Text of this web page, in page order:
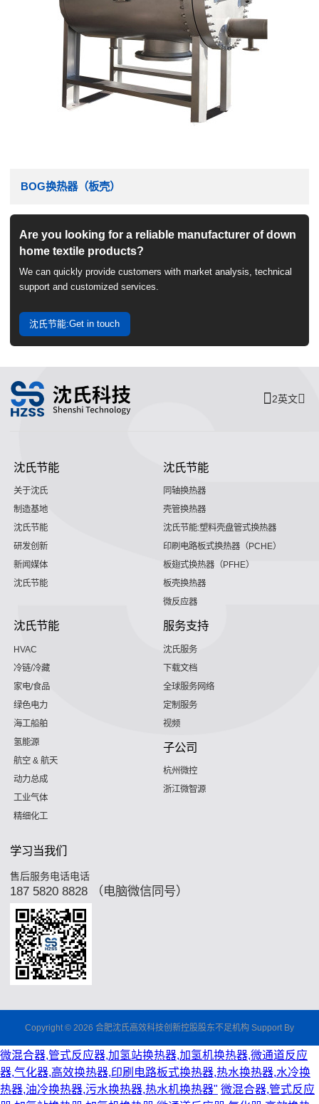
BOG换热器（板壳）
Are you looking for a reliable manufacturer of down
home textile products?
We can quickly provide customers with market analysis, technical
support and customized services.
沈氏节能:Get in touch
2英文
沈氏节能
关于沈氏
制造基地
沈氏节能
研发创新
新闻媒体
沈氏节能
沈氏节能
同轴换热器
壳管换热器
沈氏节能:塑料壳盘管式换热器
印刷电路板式换热器（PCHE）
板翅式换热器（PFHE）
板壳换热器
微反应器
沈氏节能
HVAC
冷链/冷藏
家电/食品
绿色电力
海工船舶
氢能源
航空 & 航天
动力总成
工业气体
精细化工
服务支持
沈氏服务
下载文档
全球服务网络
定制服务
视频
子公司
杭州微控
浙江微智源
学习当我们
售后服务电话电话
187 5820 8828 （电脑微信同号）
Copyright © 2026 合肥沈氏高效科技创新控股股东不足机构 Support By
微混合器,管式反应器,加氢站换热器,加氢机换热器,微通道反应
器,气化器,高效换热器,印刷电路板式换热器,热水换热器,水冷换
热器,油冷换热器,污水换热器,热水机换热器" 微混合器,管式反应